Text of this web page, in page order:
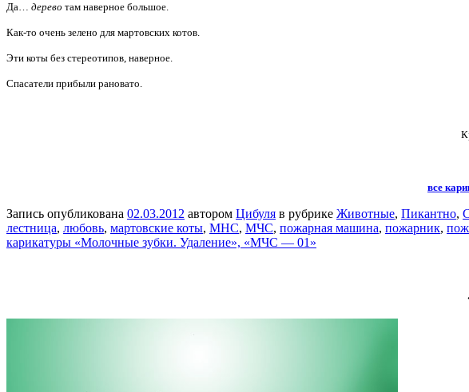
Да… дерево там наверное большое.
Как-то очень зелено для мартовских котов.
Эти коты без стереотипов, наверное.
Спасатели прибыли рановато.
все
Запись опубликована 02.03.2012 автором Цибуля в рубрике Животные, Пикантно,
лестница, любовь, мартовские коты, МНС, МЧС, пожарная машина, пожарник,
карикатуры «Молочные зубки. Удаление», «МЧС — 01»